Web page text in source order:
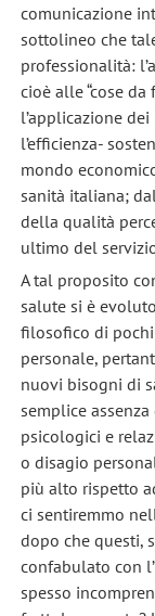
comunicazione
sottolineo che
professionalità:
cioè alle “cose
l’applicazione
l’efficienza-
mondo
sanità italiana;
della qualità
ultimo del
A tal proposito
salute si è
filosofico di
personale,
nuovi bisogni di
semplice
psicologici e
o disagio
più alto rispetto
ci sentiremmo
dopo che questi,
confabulato con
spesso